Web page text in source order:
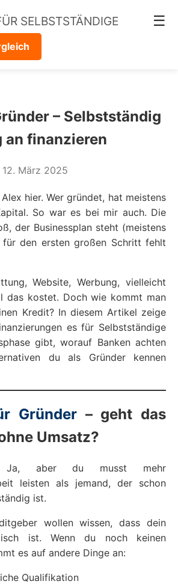
SELBSTSTÄNDIGE ☰
– Selbstständig
an finanzieren
März 2025
hier. Wer gründet, hat meistens
So war es bei mir auch. Die
der Businessplan steht (meistens
für den ersten großen Schritt fehlt
Website, Werbung, vielleicht
das kostet. Doch wie kommt man
Kredit? In diesem Artikel zeige
es für Selbstständige
gibt, worauf Banken achten
du als Gründer kennen
Gründer – geht das
Umsatz?
Ja, aber du musst mehr
leisten als jemand, der schon
ist.
wollen wissen, dass dein
ist. Wenn du noch keinen
es auf andere Dinge an:
Qualifikation